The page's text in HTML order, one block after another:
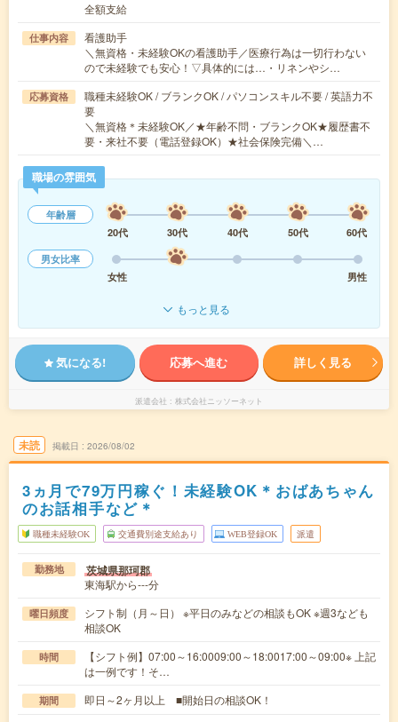
全額支給
仕事内容
看護助手
＼無資格・未経験OKの看護助手／医療行為は一切行わない
ので未経験でも安心！▽具体的には…・リネンやシ…
応募資格
職種未経験OK / ブランクOK / パソコンスキル不要 / 英語力不
要
＼無資格＊未経験OK／★年齢不問・ブランクOK★履歴書不
要・来社不要（電話登録OK）★社会保険完備＼…
職場の雰囲気
年齢層
20代
30代 40代 50代
60代
男女比率
女性
男性
もっと見る
気になる! 応募へ進む 詳しく見る
派遣会社 株式会社ニッソーネット
未読 掲載日 2026/08/02
3ヵ月で79万円稼ぐ！未経験OK＊おばあちゃん
のお話相手など＊
職種未経験OK 交通費別途支給あり WEB登録OK 派遣
勤務地 茨城県那珂郡
東海駅から---分
曜日頻度
シフト制（月～日） ※平日のみなどの相談もOK ※週3なども
相談OK
時間
【シフト例】07:00～16:0009:00～18:0017:00～09:00※ 上記
は一例です！そ…
期間 即日～2ヶ月以上 ■開始日の相談OK！